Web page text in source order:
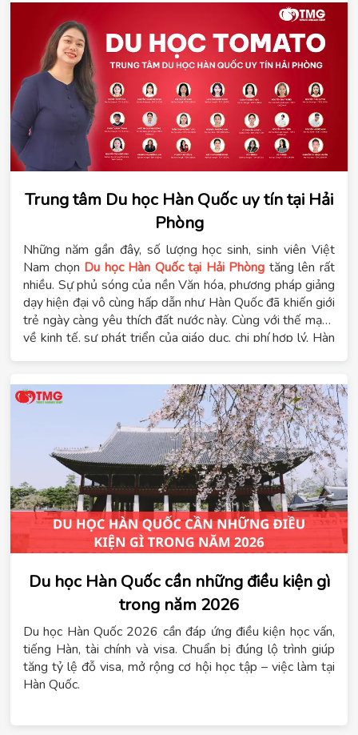
Trung tâm Du học Hàn Quốc uy tín tại Hải
Phòng
Những năm gần đây, số lượng học sinh, sinh viên Việt
Nam chọn Du học Hàn Quốc tại Hải Phòng tăng lên rất
nhiều. Sự phủ sóng của nền Văn hóa, phương pháp giảng
dạy hiện đại vô cùng hấp dẫn như Hàn Quốc đã khiến giới
trẻ ngày càng yêu thích đất nước này. Cùng với thế mạnh
về kinh tế, sự phát triển của giáo dục, chi phí hợp lý, Hàn
Du học Hàn Quốc cần những điều kiện gì
trong năm 2026
Du học Hàn Quốc 2026 cần đáp ứng điều kiện học vấn,
tiếng Hàn, tài chính và visa. Chuẩn bị đúng lộ trình giúp
tăng tỷ lệ đỗ visa, mở rộng cơ hội học tập – việc làm tại
Hàn Quốc.